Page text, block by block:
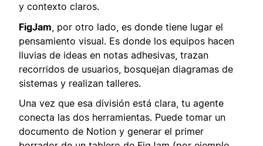
y contexto claros.
FigJam , por otro lado, es donde tiene lugar el
pensamiento visual. Es donde los equipos hacen
lluvias de ideas en notas adhesivas, trazan
recorridos de usuarios, bosquejan diagramas de
sistemas y realizan talleres.
Una vez que esa división está clara, tu agente
conecta las dos herramientas. Puede tomar un
documento de Notion y generar el primer